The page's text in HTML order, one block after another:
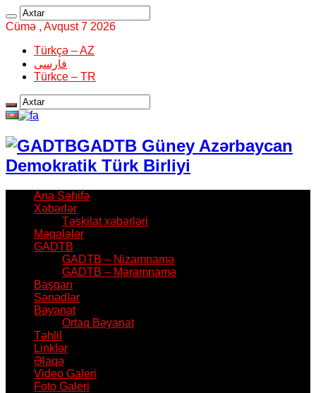
Cümə , Avqust 7 2026
Türkçə – AZ
فارسی
Türkce – TR
GADTB Güney Azərbaycan
Demokratik Türk Birliyi
Ana Səhifə
Xəbərlər
Təşkilat xəbərləri
Məqalələr
GADTB
GADTB – Nizamnamə
GADTB – Məramnamə
Başqan
Sənədlər
Bəyanat
Ortaq Bəyanat
Təhlil
Linklər
Əlaqə
Video Galeri
Foto Galeri